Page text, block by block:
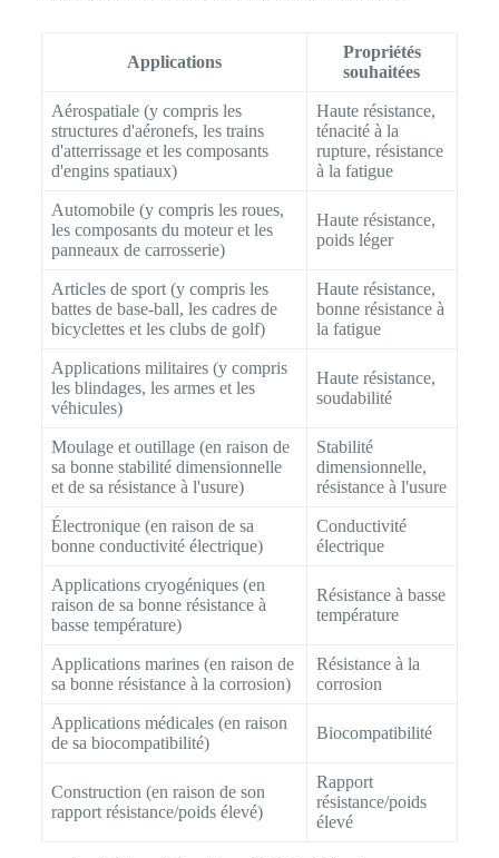
Applications
Propriétés
souhaitées
Aérospatiale (y compris les
structures d'aéronefs, les trains
d'atterrissage et les composants
d'engins spatiaux)
Haute résistance,
ténacité à la
rupture, résistance
à la fatigue
Automobile (y compris les roues,
les composants du moteur et les
panneaux de carrosserie)
Haute résistance,
poids léger
Articles de sport (y compris les
battes de base-ball, les cadres de
bicyclettes et les clubs de golf)
Haute résistance,
bonne résistance à
la fatigue
Applications militaires (y compris
les blindages, les armes et les
véhicules)
Haute résistance,
soudabilité
Moulage et outillage (en raison de
sa bonne stabilité dimensionnelle
et de sa résistance à l'usure)
Stabilité
dimensionnelle,
résistance à l'usure
Électronique (en raison de sa
bonne conductivité électrique)
Conductivité
électrique
Applications cryogéniques (en
raison de sa bonne résistance à
basse température)
Résistance à basse
température
Applications marines (en raison de
sa bonne résistance à la corrosion)
Résistance à la
corrosion
Applications médicales (en raison
de sa biocompatibilité)
Biocompatibilité
Construction (en raison de son
rapport résistance/poids élevé)
Rapport
résistance/poids
élevé